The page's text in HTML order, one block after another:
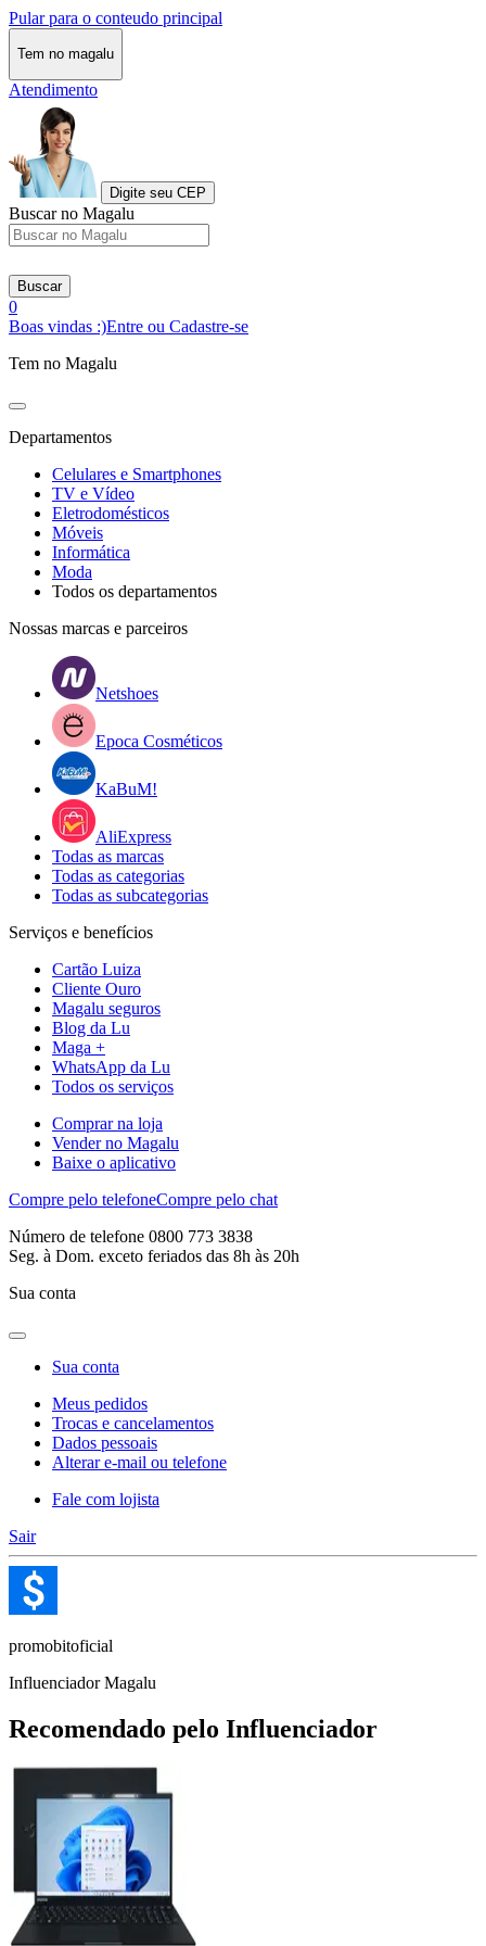
Pular para o conteudo principal
Tem no magalu
Atendimento
Digite seu CEP
Buscar no Magalu
Buscar
0
Boas vindas :)Entre ou Cadastre-se
Tem no Magalu
Departamentos
Celulares e Smartphones
TV e Vídeo
Eletrodomésticos
Móveis
Informática
Moda
Todos os departamentos
Nossas marcas e parceiros
Netshoes
Epoca Cosméticos
KaBuM!
AliExpress
Todas as marcas
Todas as categorias
Todas as subcategorias
Serviços e benefícios
Cartão Luiza
Cliente Ouro
Magalu seguros
Blog da Lu
Maga +
WhatsApp da Lu
Todos os serviços
Comprar na loja
Vender no Magalu
Baixe o aplicativo
Compre pelo telefoneCompre pelo chat
Número de telefone 0800 773 3838
Seg. à Dom. exceto feriados das 8h às 20h
Sua conta
Sua conta
Meus pedidos
Trocas e cancelamentos
Dados pessoais
Alterar e-mail ou telefone
Fale com lojista
Sair
promobitoficial
Influenciador Magalu
Recomendado pelo Influenciador